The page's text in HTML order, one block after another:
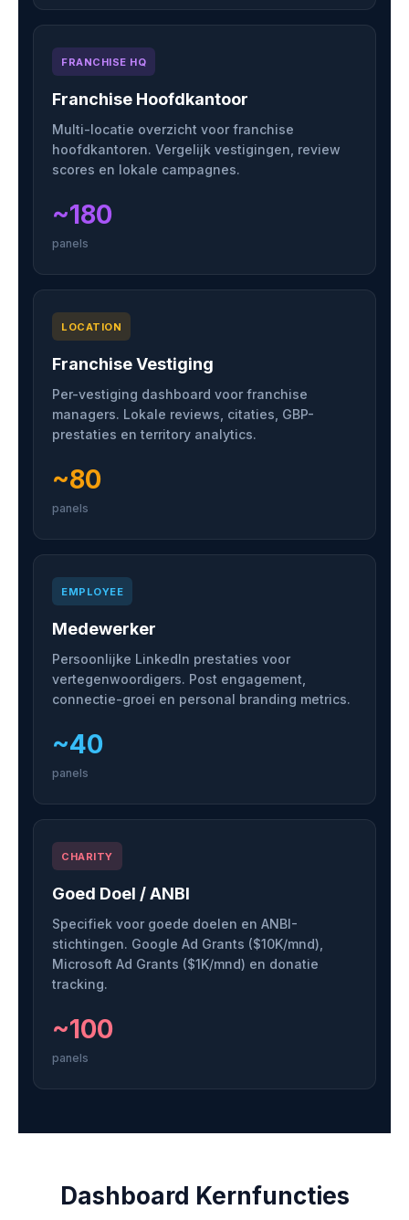
FRANCHISE HQ
Franchise Hoofdkantoor
Multi-locatie overzicht voor franchise
hoofdkantoren. Vergelijk vestigingen, review
scores en lokale campagnes.
~180
panels
LOCATION
Franchise Vestiging
Per-vestiging dashboard voor franchise
managers. Lokale reviews, citaties, GBP-
prestaties en territory analytics.
~80
panels
EMPLOYEE
Medewerker
Persoonlijke LinkedIn prestaties voor
vertegenwoordigers. Post engagement,
connectie-groei en personal branding metrics.
~40
panels
CHARITY
Goed Doel / ANBI
Specifiek voor goede doelen en ANBI-
stichtingen. Google Ad Grants ($10K/mnd),
Microsoft Ad Grants ($1K/mnd) en donatie
tracking.
~100
panels
Dashboard Kernfuncties